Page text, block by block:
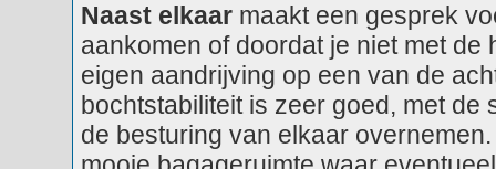
Naast elkaar maakt een gesprek
aankomen of doordat je niet met
eigen aandrijving op een van de
bochtstabiliteit is zeer goed, met
de besturing van elkaar